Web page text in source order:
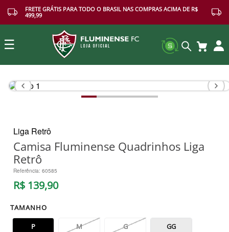
FRETE GRÁTIS PARA TODO O BRASIL NAS COMPRAS ACIMA DE R$
499,99
☰
Buscar
Liga Retrô
Camisa Fluminense Quadrinhos Liga
Retrô
Referência: 60585
R$ 139,90
TAMANHO
P M G GG